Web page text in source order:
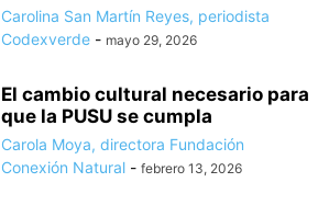
Carolina San Martín Reyes, periodista
Codexverde - mayo 29, 2026
El cambio cultural necesario para
que la PUSU se cumpla
Carola Moya, directora Fundación
Conexión Natural - febrero 13, 2026